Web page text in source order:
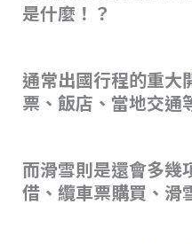
是什麼！？
通常出國行程的重大
票、飯店、當地交通
而滑雪則是還會多幾
借、纜車票購買、